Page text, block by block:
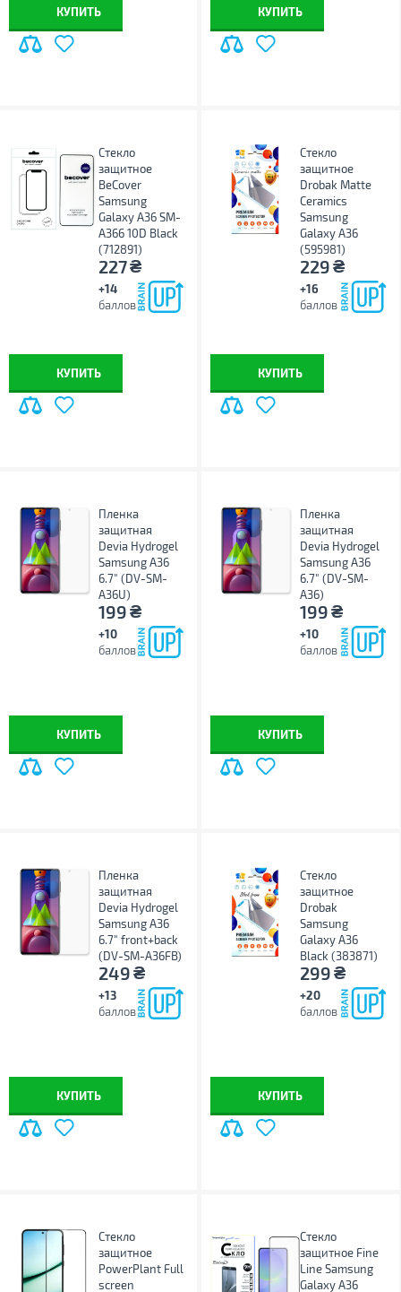
КУПИТЬ КУПИТЬ
Стекло
защитное
BeCover
Samsung
Galaxy A36 SM-
A366 10D Black
(712891)
227₴
+14
баллов
КУПИТЬ
Стекло
защитное
Drobak Matte
Ceramics
Samsung
Galaxy A36
(595981)
229₴
+16
баллов
КУПИТЬ
Пленка
защитная
Devia Hydrogel
Samsung A36
6.7" (DV-SM-
A36U)
199₴
+10
баллов
КУПИТЬ
Пленка
защитная
Devia Hydrogel
Samsung A36
6.7" (DV-SM-
A36)
199₴
+10
баллов
КУПИТЬ
Пленка
защитная
Devia Hydrogel
Samsung A36
6.7" front+back
(DV-SM-A36FB)
249₴
+13
баллов
КУПИТЬ
Стекло
защитное
Drobak
Samsung
Galaxy A36
Black (383871)
299₴
+20
баллов
КУПИТЬ
Стекло
защитное
PowerPlant Full
screen
Стекло
защитное Fine
Line Samsung
Galaxy A36